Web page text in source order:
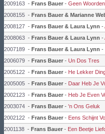
2009163 - Frans Bauer - Geen Woorden
2008155 - Frans Bauer & Marianne
2008127 - Frans Bauer & Laura Lynn -
2008063 - Frans Bauer & Laura Lynn -
2007189 - Frans Bauer & Laura Lynn -
2006079 - Frans Bauer - Un Dos Tres
2005122 - Frans Bauer - He Lekker
2005005 - Frans Bauer - Daar Heb Je
2002123 - Frans Bauer - Heb Je Even
2003074 - Frans Bauer - 'n Ons Geluk
2002122 - Frans Bauer - Eens Schijnt
2001138 - Frans Bauer - Een Beetje